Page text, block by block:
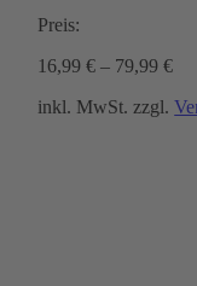
Preis:
16,99€ – 79,99€
inkl. MwSt. zzgl.